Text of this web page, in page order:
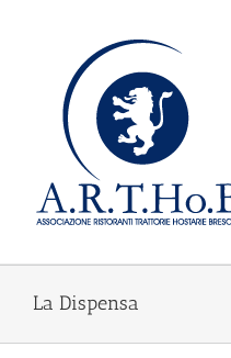
La Dispensa